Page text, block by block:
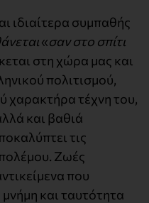
ιδιαίτερα συμπαθής
«σαν στο σπίτι
στη χώρα μας και
πολιτισμού,
χαρακτήρα τέχνη του,
και βαθιά
τις
πολέμου. Ζωές
που
και ταυτότητα